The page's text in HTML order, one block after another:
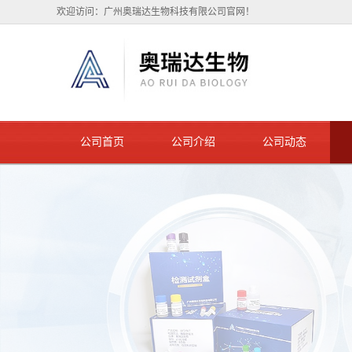
欢迎访问：广州奥瑞达生物科技有限公司官网！
公司首页 公司介绍 公司动态